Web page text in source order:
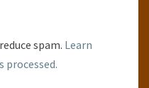
spam. Learn
processed.